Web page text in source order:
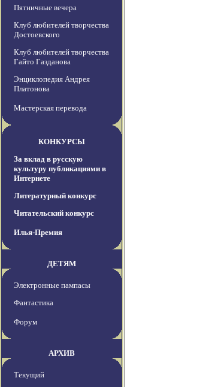
Пятничные вечера
Клуб любителей творчества
Достоевского
Клуб любителей творчества
Гайто Газданова
Энциклопедия Андрея
Платонова
Мастерская перевода
КОНКУРСЫ
За вклад в русскую
культуру публикациями в
Интернете
Литературный конкурс
Читательский конкурс
Илья-Премия
ДЕТЯМ
Электронные пампасы
Фантастика
Форум
АРХИВ
Текущий